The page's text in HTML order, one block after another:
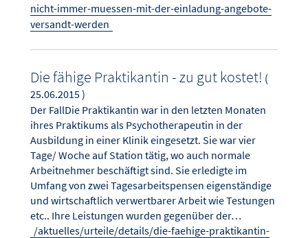
nicht-immer-muessen-mit-der-einladung-angebote-
versandt-werden
Die fähige Praktikantin - zu gut kostet! (
25.06.2015 )
Der FallDie Praktikantin war in den letzten Monaten
ihres Praktikums als Psychotherapeutin in der
Ausbildung in einer Klinik eingesetzt. Sie war vier
Tage/ Woche auf Station tätig, wo auch normale
Arbeitnehmer beschäftigt sind. Sie erledigte im
Umfang von zwei Tagesarbeitspensen eigenständige
und wirtschaftlich verwertbarer Arbeit wie Testungen
etc.. Ihre Leistungen wurden gegenüber der…
/aktuelles/urteile/details/die-faehige-praktikantin-